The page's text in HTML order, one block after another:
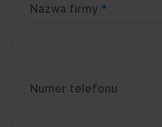
Nazwa firmy *
Numer telefonu